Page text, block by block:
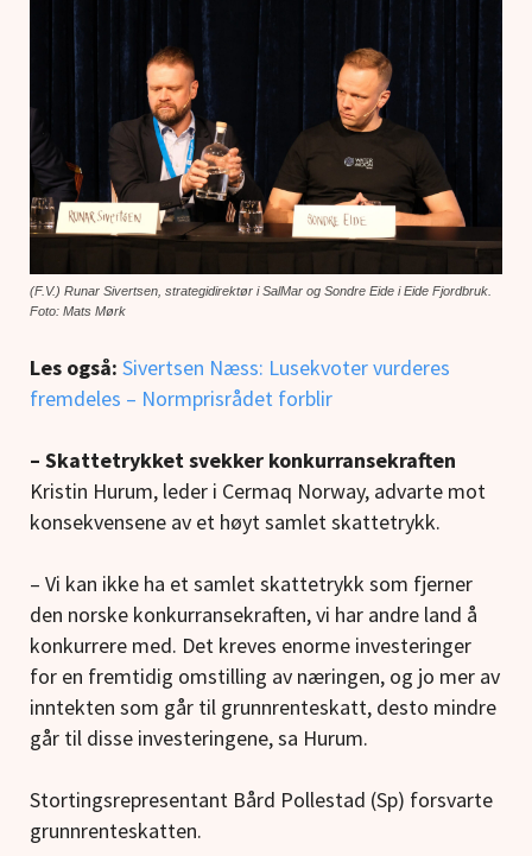
(F.V.) Runar Sivertsen, strategidirektør i SalMar og Sondre Eide i Eide Fjordbruk.
Foto: Mats Mørk
Les også: Sivertsen Næss: Lusekvoter vurderes
fremdeles – Normprisrådet forblir
– Skattetrykket svekker konkurransekraften
Kristin Hurum, leder i Cermaq Norway, advarte mot
konsekvensene av et høyt samlet skattetrykk.
– Vi kan ikke ha et samlet skattetrykk som fjerner
den norske konkurransekraften, vi har andre land å
konkurrere med. Det kreves enorme investeringer
for en fremtidig omstilling av næringen, og jo mer av
inntekten som går til grunnrenteskatt, desto mindre
går til disse investeringene, sa Hurum.
Stortingsrepresentant Bård Pollestad (Sp) forsvarte
grunnrenteskatten.